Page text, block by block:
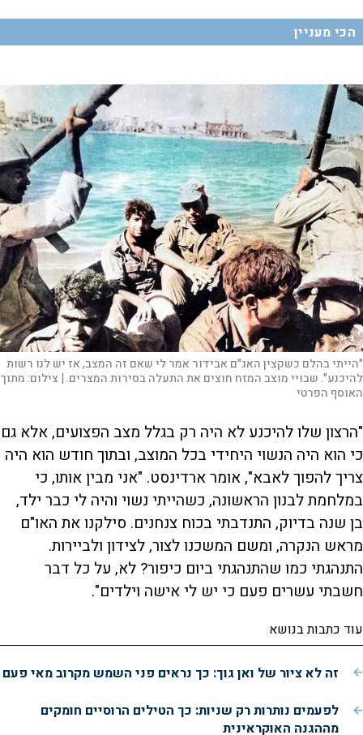
הכי מעניין
"הייתי בהלם כשקצין האג"ם אבידור אמר לי שאם זה המצב, אז יש לנו רשות
להיכנע". שבויי מוצב המזח חוצים את התעלה בסירות המצרים. | צילום:מתוך
האוסף הפרטי
"הרצון שלו להיכנע לא היה רק בגלל מצב הפצועים, אלא גם
כי הוא היה הנשוי היחידי בכל המוצב, ובתוך חודש הוא היה
צריך להפוך לאבא", אומר ארדינסט. "אני מבין אותו, כי
במלחמת לבנון הראשונה, כשהייתי נשוי והיה לי כבר ילד,
בן שנה בדיוק, התנדבתי בכוח צנחנים. סילקנו את האו"ם
מראש הנקרה, ומשם המשכנו לצור, לצידון ולביירות.
התנהגתי כמו שהתנהגתי ביום כיפור? לא, על כל דבר
חשבתי עשרים פעם כי יש לי אישה וילדים".
עוד כתבות בנושא
זה לא ציור של ואן גוך: כך נראים פני השמש מקרוב מאי פעם
לפעמים נותרות רק שניות: כך הטילים הרוסיים חומקים
מההגנה האוקראינית